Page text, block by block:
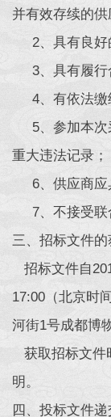
并有效存续的供
2、具有良好
3、具有履行
4、有依法缴
5、参加本次
重大违法记录；
6、供应商应
7、不接受联
三、招标文件的
招标文件自
17:00（北京时
河街1号成都博
获取招标文件
明。
四、投标文件